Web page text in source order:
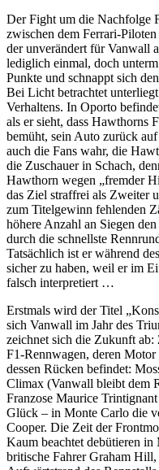
Der Fight um die Nachfolge
zwischen dem Ferrari-
der unverändert für Vanwall
lediglich einmal, doch
Punkte und schnappt sich
Bei Licht betrachtet
Verhaltens. In Oporto
als er sieht, dass Hawthorns
bemüht, sein Auto zurück
auch die Fans wahr, die
die Zuschauer in Schach,
Hawthorn wegen „fremder
das Ziel straffrei als Zweiter
zum Titelgewinn fehlenden
höhere Anzahl an Siegen
durch die schnellste
Tatsächlich ist er während
sicher zu haben, weil er im
falsch interpretiert …
Erstmals wird der Titel
sich Vanwall im Jahr des
zeichnet sich die Zukunft
F1-Rennwagen, deren
dessen Rücken befindet:
Climax (Vanwall bleibt dem
Franzose Maurice
Glück – in Monte Carlo die
Cooper. Die Zeit der
Kaum beachtet debütieren
britische Fahrer Graham